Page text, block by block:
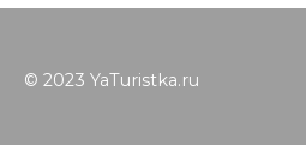
записям
© 2023 YaTuristka.ru